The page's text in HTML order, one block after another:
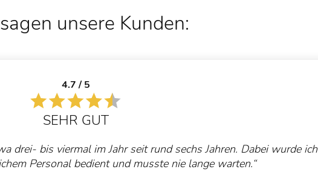
4.7 / 5
SEHR GUT
drei- bis viermal im Jahr seit rund sechs Jahren. Dabei wurde ich
Personal bedient und musste nie lange warten.“